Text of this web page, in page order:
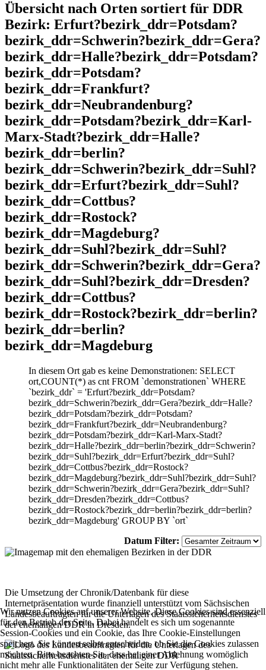
Übersicht nach Orten sortiert für DDR
Bezirk: Erfurt?bezirk_ddr=Potsdam?
bezirk_ddr=Schwerin?bezirk_ddr=Gera?
bezirk_ddr=Halle?bezirk_ddr=Potsdam?
bezirk_ddr=Potsdam?
bezirk_ddr=Frankfurt?
bezirk_ddr=Neubrandenburg?
bezirk_ddr=Potsdam?bezirk_ddr=Karl-
Marx-Stadt?bezirk_ddr=Halle?
bezirk_ddr=berlin?
bezirk_ddr=Schwerin?bezirk_ddr=Suhl?
bezirk_ddr=Erfurt?bezirk_ddr=Suhl?
bezirk_ddr=Cottbus?
bezirk_ddr=Rostock?
bezirk_ddr=Magdeburg?
bezirk_ddr=Suhl?bezirk_ddr=Suhl?
bezirk_ddr=Schwerin?bezirk_ddr=Gera?
bezirk_ddr=Suhl?bezirk_ddr=Dresden?
bezirk_ddr=Cottbus?
bezirk_ddr=Rostock?bezirk_ddr=berlin?
bezirk_ddr=berlin?
bezirk_ddr=Magdeburg
In diesem Ort gab es keine Demonstrationen: SELECT
ort,COUNT(*) as cnt FROM `demonstrationen` WHERE
`bezirk_ddr` = 'Erfurt?bezirk_ddr=Potsdam?
bezirk_ddr=Schwerin?bezirk_ddr=Gera?bezirk_ddr=Halle?
bezirk_ddr=Potsdam?bezirk_ddr=Potsdam?
bezirk_ddr=Frankfurt?bezirk_ddr=Neubrandenburg?
bezirk_ddr=Potsdam?bezirk_ddr=Karl-Marx-Stadt?
bezirk_ddr=Halle?bezirk_ddr=berlin?bezirk_ddr=Schwerin?
bezirk_ddr=Suhl?bezirk_ddr=Erfurt?bezirk_ddr=Suhl?
bezirk_ddr=Cottbus?bezirk_ddr=Rostock?
bezirk_ddr=Magdeburg?bezirk_ddr=Suhl?bezirk_ddr=Suhl?
bezirk_ddr=Schwerin?bezirk_ddr=Gera?bezirk_ddr=Suhl?
bezirk_ddr=Dresden?bezirk_ddr=Cottbus?
bezirk_ddr=Rostock?bezirk_ddr=berlin?bezirk_ddr=berlin?
bezirk_ddr=Magdeburg' GROUP BY `ort`
Datum Filter:
Die Umsetzung der Chronik/Datenbank für diese
Internetpräsentation wurde finanziell unterstützt vom Sächsischen
Landesbeauftragten für die Unterlagen des Staatssicherheitsdienstes
der ehemaligen DDR in Dresden.
Wir nutzen Cookies auf unserer Website. Diese Cookies sind essenziell
für den Betrieb der Seite. Dabei handelt es sich um sogenannte
Session-Cookies und ein Cookie, das Ihre Cookie-Einstellungen
speichert. Sie können selbst entscheiden, ob Sie die Cookies zulassen
möchten. Bitte beachten Sie, dass bei einer Ablehnung womöglich
nicht mehr alle Funktionalitäten der Seite zur Verfügung stehen.